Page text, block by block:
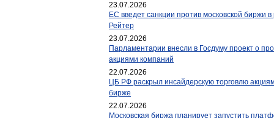
23.07.2026
ЕС введет санкции против московской биржи
Рейтер
23.07.2026
Парламентарии внесли в Госдуму проект о
акциями компаний
22.07.2026
ЦБ РФ раскрыл инсайдерскую торговлю
бирже
22.07.2026
Московская биржа планирует запустить